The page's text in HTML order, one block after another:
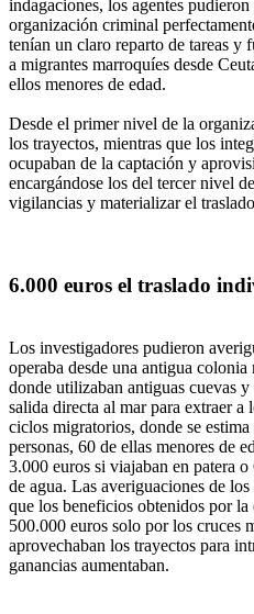
indagaciones, los agentes
organización criminal
tenían un claro reparto de tareas y
a migrantes marroquíes desde
ellos menores de edad.
Desde el primer nivel de la
los trayectos, mientras que los
ocupaban de la captación y
encargándose los del tercer nivel
vigilancias y materializar el
6.000 euros el traslado
Los investigadores pudieron
operaba desde una antigua
donde utilizaban antiguas cuevas
salida directa al mar para extraer a
ciclos migratorios, donde se
personas, 60 de ellas menores de
3.000 euros si viajaban en patera
de agua. Las averiguaciones de
que los beneficios obtenidos por
500.000 euros solo por los cruces
aprovechaban los trayectos para
ganancias aumentaban.